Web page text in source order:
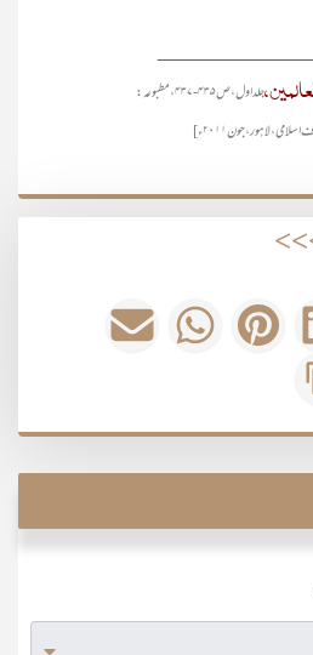
جلد اول، ص۴۳۵-۴۳۷، مطبوعہ:
لاہور، جون۲۰۱۱ء]